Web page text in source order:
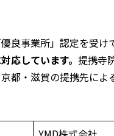
良事業所」認定を受け
応しています。 提携寺
都・滋賀の提携先に